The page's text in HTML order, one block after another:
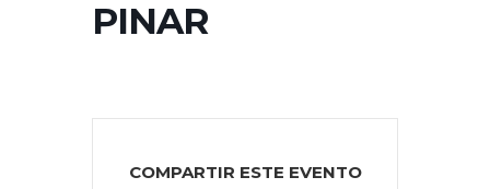
PINAR
COMPARTIR ESTE EVENTO